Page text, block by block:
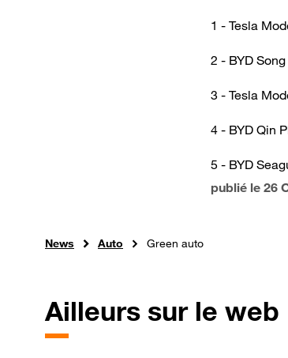
1 - Tesla
2 - BYD
3 - Tesla
4 - BYD Qin
5 - BYD
publié le 26
News Auto Green auto
Ailleurs sur le web